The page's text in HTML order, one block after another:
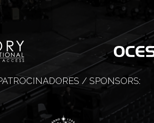
/ SPONSORS: